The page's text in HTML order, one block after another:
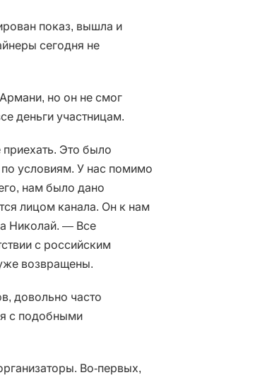
показ, вышла и
сегодня не
но он не смог
деньги участницам.
Это было
условиям. У нас помимо
нам было дано
лицом канала. Он к нам
Николай. — Все
с российским
возвращены.
довольно часто
с подобными
Во-первых,